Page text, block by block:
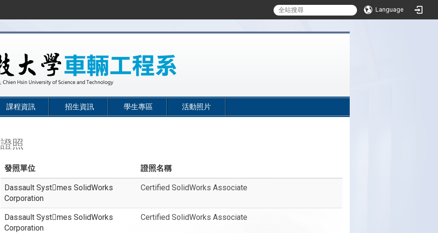
Language
課程資訊 招生資訊 學生專區 活動照片
證照
發照單位 證照名稱
Dassault Systmes SolidWorks
Corporation
Certified SolidWorks Associate
Dassault Systmes SolidWorks
Corporation
Certified SolidWorks Associate